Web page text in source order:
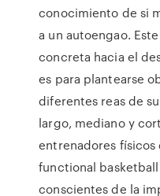
conocimiento de si
a un autoengao.
concreta hacia el
es para plantearse
diferentes reas de
largo, mediano y
entrenadores
functional
conscientes de la